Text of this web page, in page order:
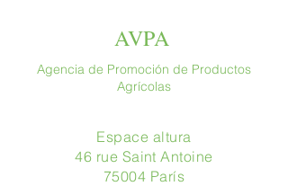
AVPA
Agencia de Promoción de Productos
Agrícolas
Espace altura
46 rue Saint Antoine
75004 París